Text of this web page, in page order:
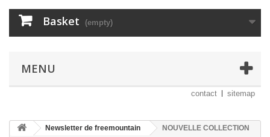
Basket (empty)
MENU
contact sitemap
Newsletter de freemountain
NOUVELLE COLLECTION